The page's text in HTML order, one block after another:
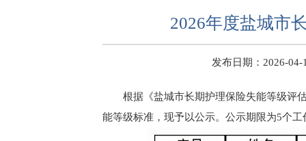
2026年度盐城市
发布日期：2026-04-
根据《盐城市长期护理保险失能等级评
能等级标准，现予以公示。公示期限为5个工